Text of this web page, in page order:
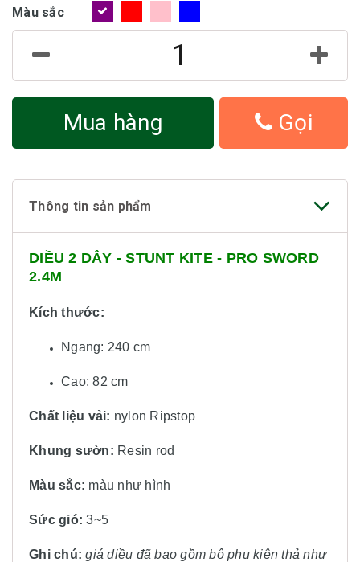
Màu sắc
Mua hàng Gọi
Thông tin sản phẩm
DIỀU 2 DÂY - STUNT KITE - PRO SWORD
2.4M
Kích thước:
Ngang: 240 cm
Cao: 82 cm
Chất liệu vải: nylon Ripstop
Khung sườn: Resin rod
Màu sắc: màu như hình
Sức gió: 3~5
Ghi chú: giá diều đã bao gồm bộ phụ kiện thả như